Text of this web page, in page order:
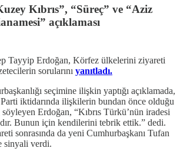
Kıbrıs”, “Süreç” ve “Aziz
açıklaması
Tayyip Erdoğan, Körfez ülkelerini ziyareti
sorularını yanıtladı.
seçimine ilişkin yaptığı açıklamada,
iktidarında ilişkilerin bundan önce olduğu
Erdoğan, “Kıbrıs Türkü’nün iradesi
Bunun için kendilerini tebrik ettik.” dedi.
sonrasında da yeni Cumhurbaşkanı Tufan
sinyali verdi.